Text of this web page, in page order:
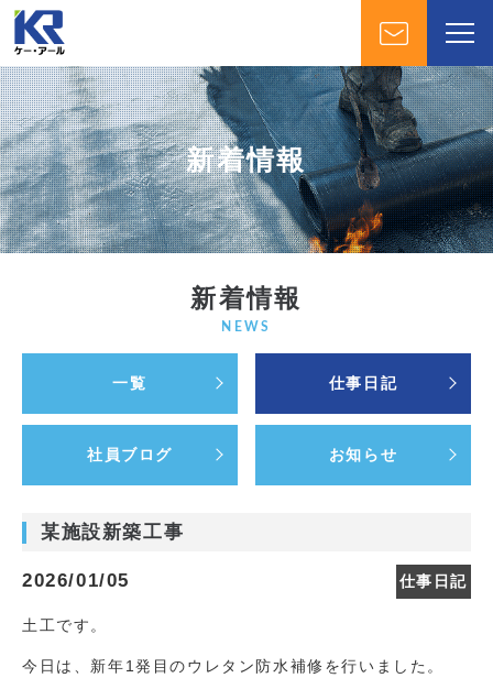
新着情報
新着情報
NEWS
一覧 仕事日記
社員ブログ お知らせ
某施設新築工事
2026/01/05 仕事日記
土工です。
今日は、新年1発目のウレタン防水補修を行いました。